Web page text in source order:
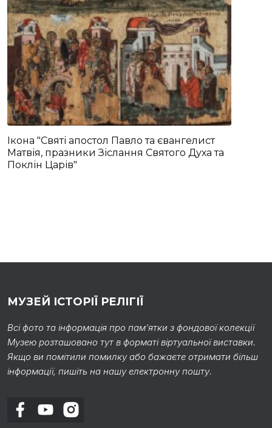
Ікона "Святі апостол Павло та євангелист
Матвія, празники Зіслання Святого Духа та
Поклін Царів"
МУЗЕЙ ІСТОРІЇ РЕЛІГІЇ
Всі фото та інформація про пам’ятки з фондової колекції
Музею розташовано тут в форматі віртуальної виставки.
Якщо ви помітили помилку або бажаєте отримати більш
інформації, пишіть на нашу електронну пошту.